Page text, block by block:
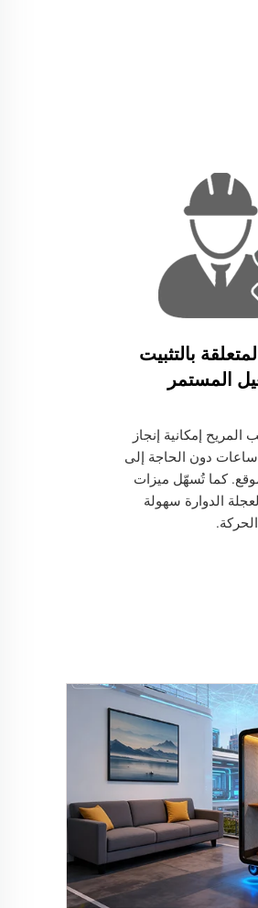
بالتثبيت
المستمر
المريح إمكانية إنجاز
ساعات دون الحاجة إلى
كما تُسهّل ميزات
الدوارة سهولة
الحركة.